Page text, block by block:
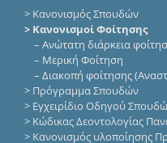
> Κανονισμός Σπουδών
> Κανονισμοί Φοίτησης
Ανώτατη διάρκεια
Μερική Φοίτηση
Διακοπή φοίτησης
> Πρόγραμμα Σπουδών
> Εγχειρίδιο Οδηγού
> Κώδικας Δεοντολογίας
> Κανονισμός υλοποίησης